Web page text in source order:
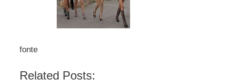
fonte
Related Posts: